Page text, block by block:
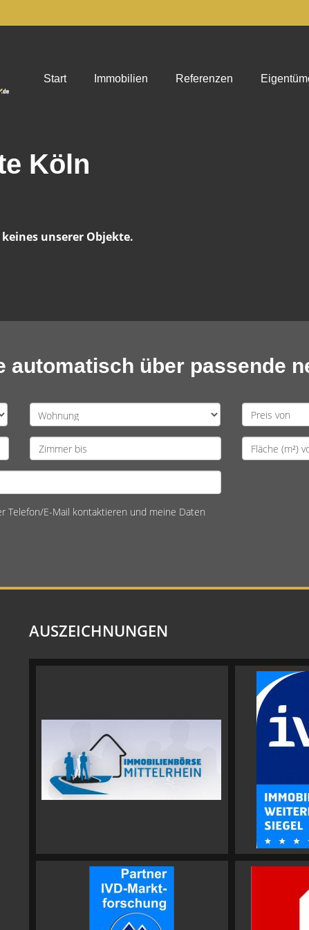
Start Immobilien Referenzen
Köln
unserer Objekte.
automatisch über passende
Telefon/E-Mail kontaktieren und meine Daten
AUSZEICHNUNGEN